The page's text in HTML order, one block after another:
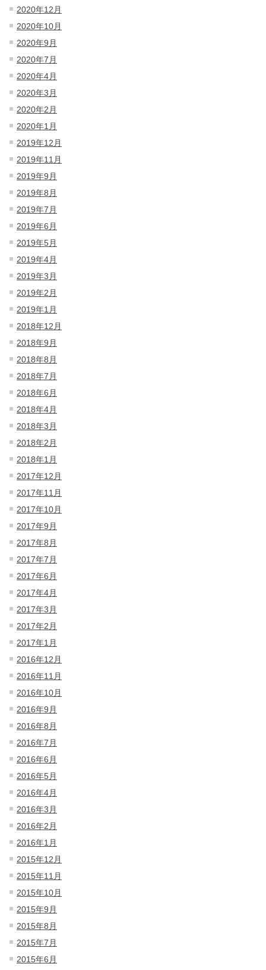
2020年12月
2020年10月
2020年9月
2020年7月
2020年4月
2020年3月
2020年2月
2020年1月
2019年12月
2019年11月
2019年9月
2019年8月
2019年7月
2019年6月
2019年5月
2019年4月
2019年3月
2019年2月
2019年1月
2018年12月
2018年9月
2018年8月
2018年7月
2018年6月
2018年4月
2018年3月
2018年2月
2018年1月
2017年12月
2017年11月
2017年10月
2017年9月
2017年8月
2017年7月
2017年6月
2017年4月
2017年3月
2017年2月
2017年1月
2016年12月
2016年11月
2016年10月
2016年9月
2016年8月
2016年7月
2016年6月
2016年5月
2016年4月
2016年3月
2016年2月
2016年1月
2015年12月
2015年11月
2015年10月
2015年9月
2015年8月
2015年7月
2015年6月